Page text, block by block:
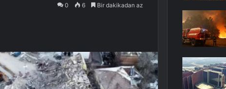
0 6 Bir dakikadan az